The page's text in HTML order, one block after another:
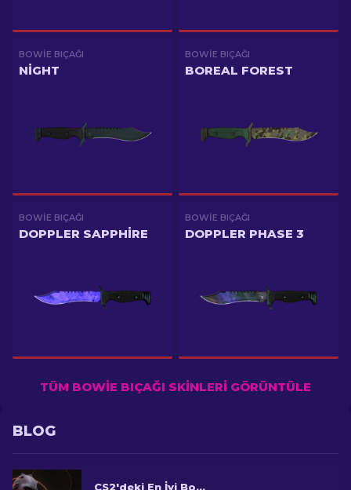
BOWIE BIÇAĞI
NIGHT
BOWIE BIÇAĞI
BOREAL FOREST
BOWIE BIÇAĞI
DOPPLER SAPPHIRE
BOWIE BIÇAĞI
DOPPLER PHASE 3
TÜM BOWIE BIÇAĞI SKINLERI GÖRÜNTÜLE
BLOG
CS2'deki En İyi Bowie Knife Skinleri